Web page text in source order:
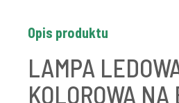
Opis produktu
LAMPA
KOLOROWA NA